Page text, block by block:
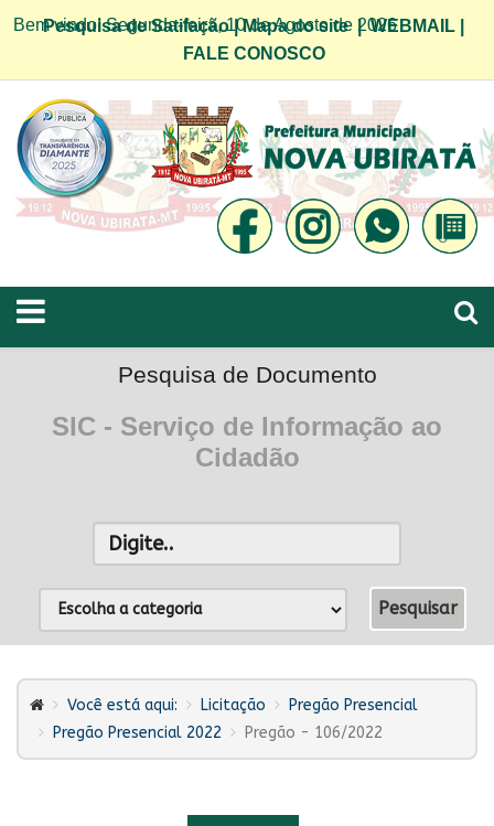
Bem vindo! Segunda-feira, 10 de Agosto de 2026
Pesquisa de Satifação|Mapa do site|WEBMAIL
FALE CONOSCO
Pesquisa de Documento
SIC - Serviço de Informação ao
Cidadão
Você está aqui: Licitação
Pregão Presencial
Pregão Presencial 2022
Pregão - 106/2022